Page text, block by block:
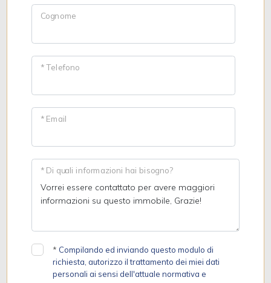
Cognome
* Telefono
* Email
* Di quali informazioni hai bisogno?
* Compilando ed inviando questo modulo di
richiesta, autorizzo il trattamento dei miei dati
personali ai sensi dell'attuale normativa e